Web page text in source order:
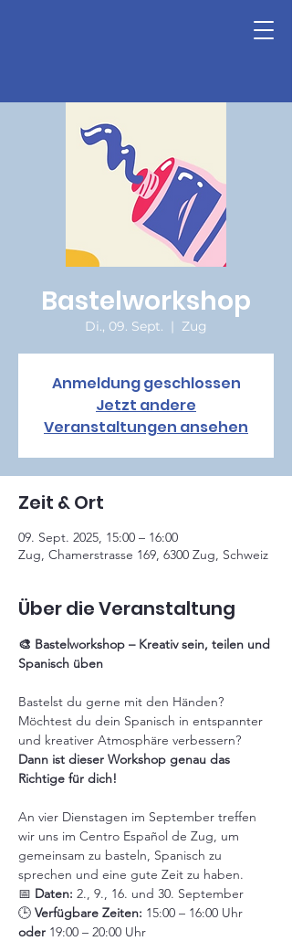
Bastelworkshop
Di., 09. Sept.
  |
Zug
Anmeldung geschlossen
Jetzt andere
Veranstaltungen ansehen
Zeit & Ort
09. Sept. 2025, 15:00 – 16:00
Zug, Chamerstrasse 169, 6300 Zug, Schweiz
Über die Veranstaltung
🎨 Bastelworkshop – Kreativ sein, teilen und
Spanisch üben
Bastelst du gerne mit den Händen?
Möchtest du dein Spanisch in entspannter
und kreativer Atmosphäre verbessern?
Dann ist dieser Workshop genau das
Richtige für dich!
An vier Dienstagen im September treffen
wir uns im Centro Español de Zug, um
gemeinsam zu basteln, Spanisch zu
sprechen und eine gute Zeit zu haben.
📅 Daten: 2., 9., 16. und 30. September
🕒 Verfügbare Zeiten: 15:00 – 16:00 Uhr
oder 19:00 – 20:00 Uhr